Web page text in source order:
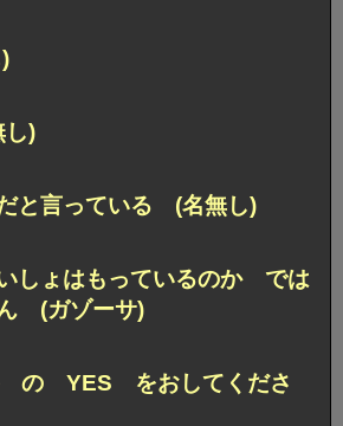
)
と言っている (名無し)
しょはもっているのか では
(ガゾーサ)
の YES をおしてくださ